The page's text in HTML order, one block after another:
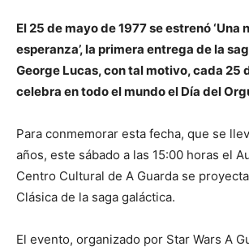
El 25 de mayo de 1977 se estrenó ‘Una
esperanza’, la primera entrega de la
George Lucas, con tal motivo, cada 25
celebra en todo el mundo el Día del
Para conmemorar esta fecha, que se
años, este sábado a las 15:00 horas el
Centro Cultural de A Guarda se
Clásica de la saga galáctica.
El evento, organizado por Star Wars A